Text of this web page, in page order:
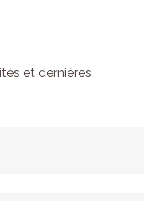
et dernières